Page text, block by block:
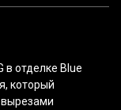
в отделке Blue
который